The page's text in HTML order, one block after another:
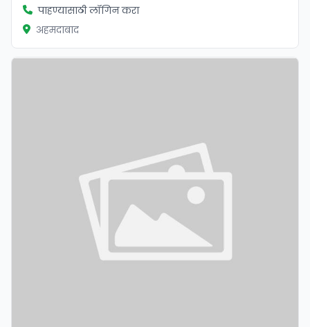
पाहण्यासाठी लॉगिन करा
अहमदाबाद